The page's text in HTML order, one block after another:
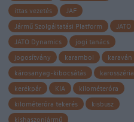
ittas vezetés
JAF
Jármű Szolgáltatási Platform
JATO
JATO Dynamics
jogi tanács
jogosítvány
karambol
karaván
károsanyag-kibocsátás
karosszéria
kerékpár
KIA
kilométeróra
kilométeróra tekerés
kisbusz
kishaszonjármű